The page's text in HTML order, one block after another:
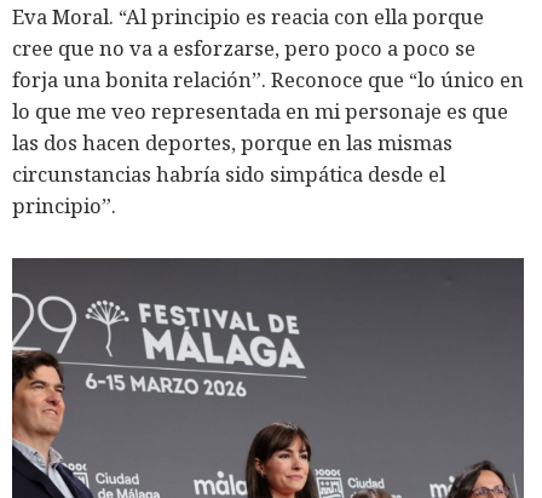
Eva Moral. “Al principio es reacia con ella porque
cree que no va a esforzarse, pero poco a poco se
forja una bonita relación”. Reconoce que “lo único en
lo que me veo representada en mi personaje es que
las dos hacen deportes, porque en las mismas
circunstancias habría sido simpática desde el
principio”.